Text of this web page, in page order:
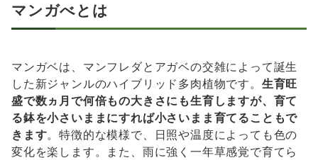
マンガべとは
マンガベは、マンフレダとアガベの交雑によって誕生
した新ジャンルのハイブリッド多肉植物です。 生育旺
盛で数ヵ月で何倍もの大きさにも生育しますが、育て
る鉢を小さいままにすれば小さいまま育てることもで
きます。特徴的な模様で、日照や温度によっても色の
変化を楽します。また、雨に強く一年草感覚で育てら